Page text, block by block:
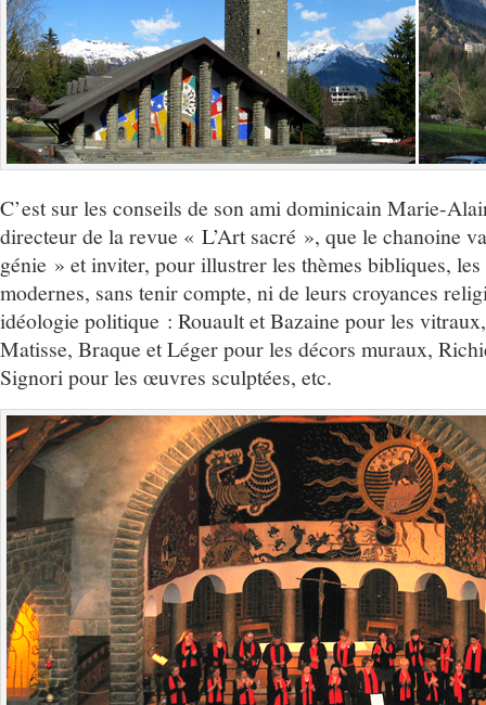
C’est sur les conseils de son ami dominicain Marie-
directeur de la revue « L’Art sacré », que le chanoine
génie » et inviter, pour illustrer les thèmes bibliques,
modernes, sans tenir compte, ni de leurs croyances
idéologie politique : Rouault et Bazaine pour les
Matisse, Braque et Léger pour les décors muraux,
Signori pour les œuvres sculptées, etc.